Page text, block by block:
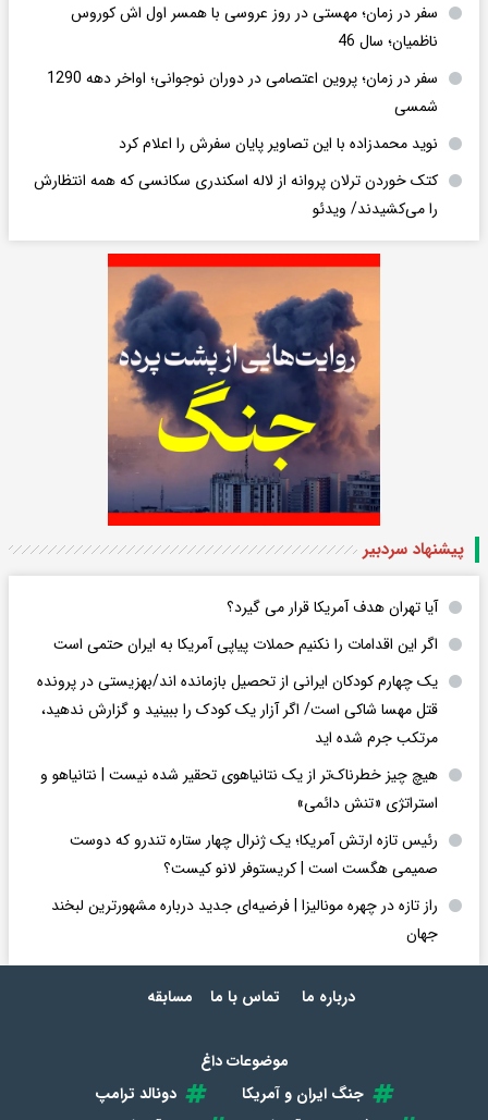
سفر در زمان؛ مهستی در روز عروسی با همسر اول اش کوروس
ناظمیان؛ سال 46
سفر در زمان؛ پروین اعتصامی در دوران نوجوانی؛ اواخر دهه 1290
شمسی
نوید محمدزاده با این تصاویر پایان سفرش را اعلام کرد
کتک خوردن ترلان پروانه از لاله اسکندری سکانسی که همه انتظارش
را می‌کشیدند/ ویدئو
پیشنهاد سردبیر
آیا تهران هدف آمریکا قرار می گیرد؟
اگر این اقدامات را نکنیم حملات پیاپی آمریکا به ایران حتمی است
یک چهارم کودکان ایرانی از تحصیل بازمانده اند/بهزیستی در پرونده
قتل مهسا شاکی است/ اگر آزار یک کودک را ببینید و گزارش ندهید،
مرتکب جرم شده اید
هیچ چیز خطرناک‌تر از یک نتانیاهوی تحقیر شده نیست | نتانیاهو و
استراتژی «تنش دائمی»
رئیس تازه ارتش آمریکا؛ یک ژنرال چهار ستاره تندرو که دوست
صمیمی هگست است | کریستوفر لانو کیست؟
راز تازه در چهره مونالیزا | فرضیه‌ای جدید درباره مشهورترین لبخند
جهان
درباره ما تماس با ما مسابقه
موضوعات داغ
جنگ ایران و آمریکا
دونالد ترامپ